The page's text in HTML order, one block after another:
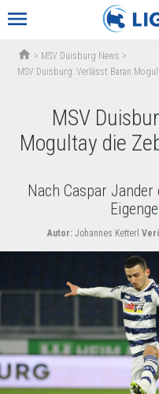
menu
home > MSV Duisburg News >
MSV Duisburg: Verlässt Baran
MSV
Mogultay die
Nach Caspar
Autor:Johannes Ketterl